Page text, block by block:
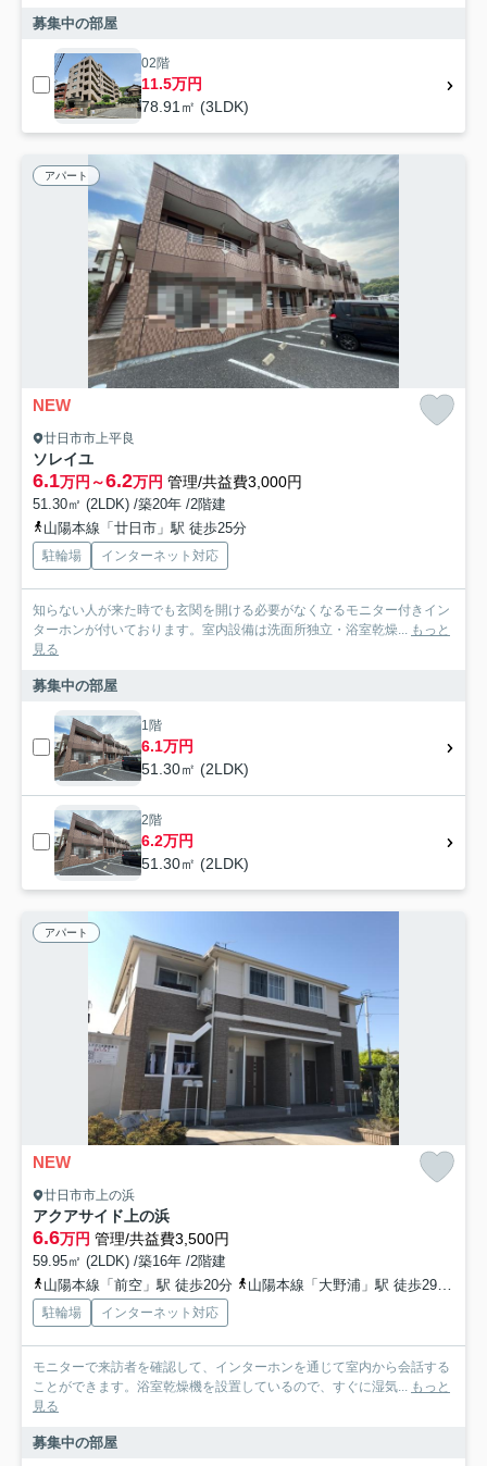
募集中の部屋
02階
11.5万円
78.91㎡ (3LDK)
アパート
NEW
廿日市市上平良
ソレイユ
6.1万円～6.2万円 管理/共益費3,000円
51.30㎡ (2LDK) /築20年 /2階建
山陽本線「廿日市」駅 徒歩25分
駐輪場 インターネット対応
知らない人が来た時でも玄関を開ける必要がなくなるモニター付きイン
ターホンが付いております。室内設備は洗面所独立・浴室乾燥... もっと
見る
募集中の部屋
1階
6.1万円
51.30㎡ (2LDK)
2階
6.2万円
51.30㎡ (2LDK)
アパート
NEW
廿日市市上の浜
アクアサイド上の浜
6.6万円 管理/共益費3,500円
59.95㎡ (2LDK) /築16年 /2階建
山陽本線「前空」駅 徒歩20分
山陽本線「大野浦」駅 徒歩29分
駐輪場 インターネット対応
モニターで来訪者を確認して、インターホンを通じて室内から会話する
ことができます。浴室乾燥機を設置しているので、すぐに湿気... もっと
見る
募集中の部屋